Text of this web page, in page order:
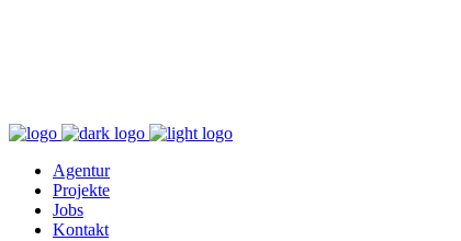
Agentur
Projekte
Jobs
Kontakt